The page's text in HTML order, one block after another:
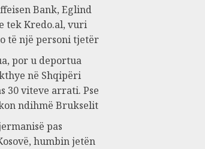
Bank, Eglind
tek Kredo.al, vuri
të një personi tjetër
por u deportua
në Shqipëri
30 viteve arrati. Pse
ndihmë Brukselit
pas
humbin jetën